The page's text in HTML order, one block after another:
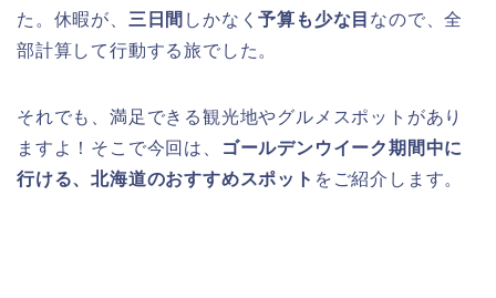
た。休暇が、 三日間 しかなく予算も少な目 なので、全
部計算して行動する旅でした。
それでも、満足できる観光地やグルメスポットがあり
ますよ！そこで今回は、
ゴールデンウイーク期間中に
行ける、北海道のおすすめスポット をご紹介します。